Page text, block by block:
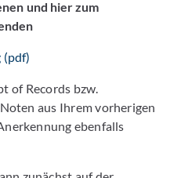
und hier zum
(pdf)
of Records bzw.
aus Ihrem vorherigen
ebenfalls